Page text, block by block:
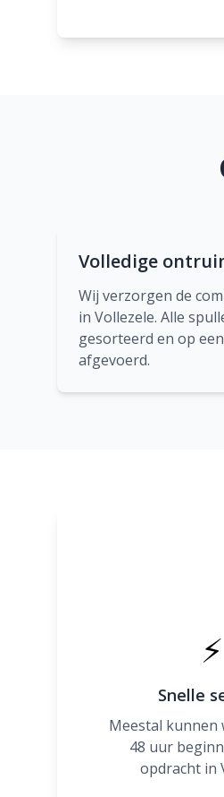
Volledige
Wij verzorgen de
in Vollezele. Alle
gesorteerd en op
afgevoerd.
⚡
Snelle
Meestal kunnen
48 uur
opdracht in